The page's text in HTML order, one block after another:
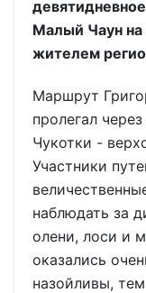
Малый Чаун на
жителем
Маршрут
пролегал
Чукотки -
Участники
наблюдать за
олени, лоси и
оказались
назойливы,